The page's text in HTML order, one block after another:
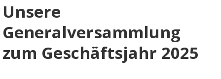
Unsere
Generalversammlung
zum Geschäftsjahr 2025